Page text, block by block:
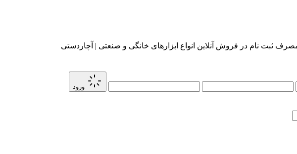
مصرف ثبت نام در فروش آنلاین انواع ابزارهای خانگی و صنعتی | آچاردستی
ورود